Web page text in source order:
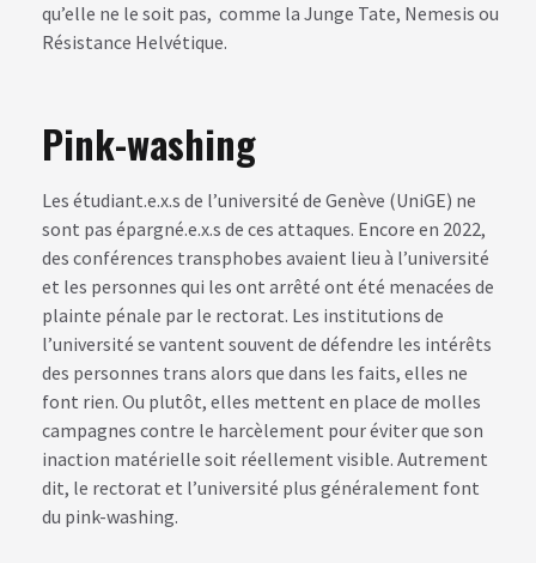
qu’elle ne le soit pas, comme la Junge Tate, Nemesis ou
Résistance Helvétique.
Pink-washing
Les étudiant.e.x.s de l’université de Genève (UniGE) ne
sont pas épargné.e.x.s de ces attaques. Encore en 2022,
des conférences transphobes avaient lieu à l’université
et les personnes qui les ont arrêté ont été menacées de
plainte pénale par le rectorat. Les institutions de
l’université se vantent souvent de défendre les intérêts
des personnes trans alors que dans les faits, elles ne
font rien. Ou plutôt, elles mettent en place de molles
campagnes contre le harcèlement pour éviter que son
inaction matérielle soit réellement visible. Autrement
dit, le rectorat et l’université plus généralement font
du pink-washing.